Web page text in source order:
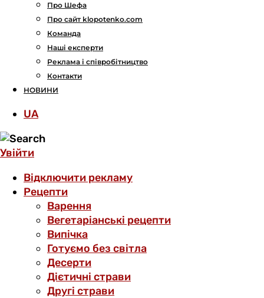
Про Шефа
Про сайт klopotenko.com
Команда
Наші експерти
Реклама і співробітництво
Контакти
НОВИНИ
UA
Увійти
Відключити рекламу
Рецепти
Варення
Вегетаріанські рецепти
Випічка
Готуємо без світла
Десерти
Дієтичні страви
Другі страви